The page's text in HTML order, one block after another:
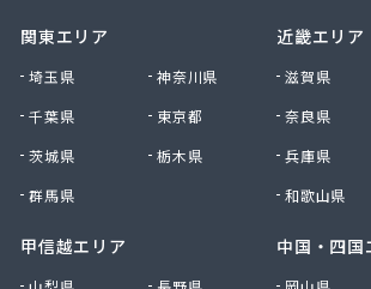
有限会社犬飼燃料店
有限会社古間ラジオテレビ商会
有限会社佐久プロパン
有限会社佐久燃料
有限会社秋山商店
関東エリア
埼玉県
神奈川県
千葉県
東京都
茨城県
栃木県
群馬県
甲信越エリア
近畿エリア
滋賀県
奈良県
兵庫県
和歌山県
中国・四国